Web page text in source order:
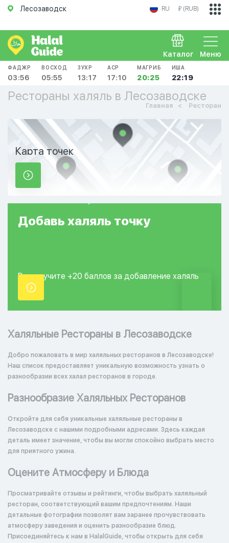
Лесозаводск RU ₽ (RUB)
Меню
Каталог
ФАДЖР
03:56
ВОСХОД
05:55
ЗУХР
13:17
АСР
17:10
МАГРИБ
20:25
ИША
22:19
Рестораны халяль в Лесозаводске
Главная Ресторан
Карта точек
Добавь халяль точку
Вы получите +20 баллов за добавление халяль
точки.
Халяльные Рестораны в Лесозаводске
Добро пожаловать в мир халяльных ресторанов в Лесозаводске!
Наш список предоставляет уникальную возможность узнать о
разнообразии всех халал ресторанов в городе.
Разнообразие Халяльных Ресторанов
Откройте для себя уникальные халяльные рестораны в
Лесозаводске с нашими подробными адресами. Здесь каждая
деталь имеет значение, чтобы вы могли спокойно выбрать место
для приятного ужина.
Оцените Атмосферу и Блюда
Просматривайте отзывы и рейтинги, чтобы выбрать халяльный
ресторан, соответствующий вашим предпочтениям. Наши
детальные фотографии позволят вам заранее прочувствовать
атмосферу заведения и оценить разнообразие блюд.
Присоединяйтесь к нам в HalalGuide, чтобы открыть для себя